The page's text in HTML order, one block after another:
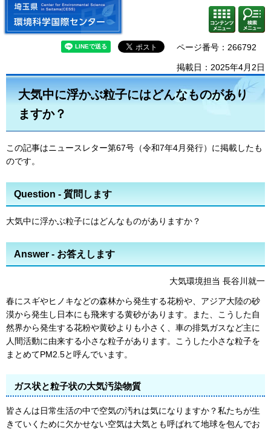
埼玉県 環境科学国際センター
コンテ
ンツメ
ニュー
検索・
共通メ
ニュー
ページ番号：266792
掲載日：2025年4月2日
大気中に浮かぶ粒子にはどんなものがあり
ますか？
この記事はニュースレター第67号（令和7年4月発行）に掲載したも
のです。
Question - 質問します
大気中に浮かぶ粒子にはどんなものがありますか？
Answer - お答えします
大気環境担当 長谷川就一
春にスギやヒノキなどの森林から発生する花粉や、アジア大陸の砂
漠から発生し日本にも飛来する黄砂があります。また、こうした自
然界から発生する花粉や黄砂よりも小さく、車の排気ガスなど主に
人間活動に由来する小さな粒子があります。こうした小さな粒子を
まとめてPM2.5と呼んでいます。
ガス状と粒子状の大気汚染物質
皆さんは日常生活の中で空気の汚れは気になりますか？私たちが生
きていくために欠かせない空気は大気とも呼ばれて地球を包んでお